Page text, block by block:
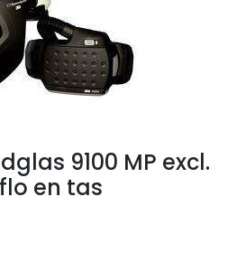
9100 MP excl.
en tas